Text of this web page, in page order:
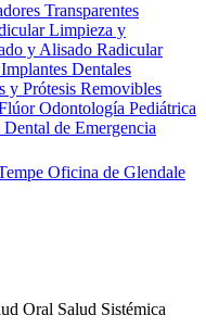
Transparentes
Limpieza y
y Alisado Radicular
Implantes Dentales
y Prótesis Removibles
Odontología Pediátrica
de Emergencia
Oficina de Glendale
Oral Salud Sistémica